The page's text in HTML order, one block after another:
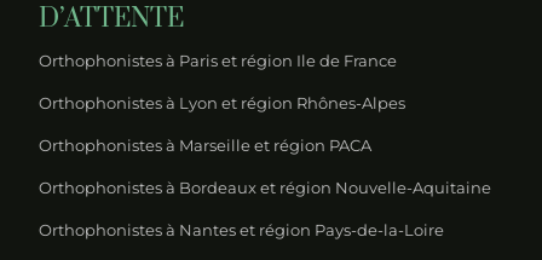
D’ATTENTE
Orthophonistes à Paris et région Ile de France
Orthophonistes à Lyon et région Rhônes-Alpes
Orthophonistes à Marseille et région PACA
Orthophonistes à Bordeaux et région Nouvelle-Aquitaine
Orthophonistes à Nantes et région Pays-de-la-Loire